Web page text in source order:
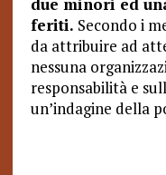
feriti. Secondo i
da attribuire ad
nessuna
responsabilità e
un’indagine della